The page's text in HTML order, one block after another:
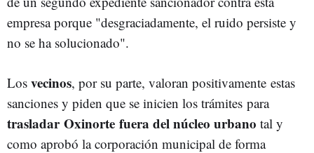
empresa porque "desgraciadamente, el ruido persiste y
no se ha solucionado".
Los vecinos, por su parte, valoran positivamente estas
sanciones y piden que se inicien los trámites para
trasladar Oxinorte fuera del núcleo urbano tal y
como aprobó la corporación municipal de forma